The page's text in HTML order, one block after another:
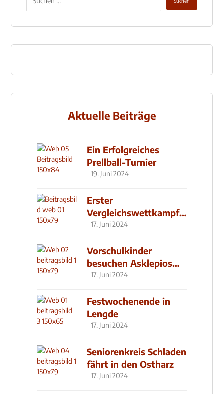
Aktuelle Beiträge
Ein Erfolgreiches
Prellball-Turnier
19. Juni 2024
Erster
Vergleichswettkampf
seit 2019
17. Juni 2024
Vorschulkinder
besuchen Asklepios
Klinik
17. Juni 2024
Festwochenende in
Lengde
17. Juni 2024
Seniorenkreis Schladen
fährt in den Ostharz
17. Juni 2024